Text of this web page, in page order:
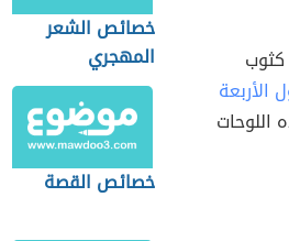
كثوب
الأربعة
اللوحات
خصائص الشعر
المهجري
خصائص القصة